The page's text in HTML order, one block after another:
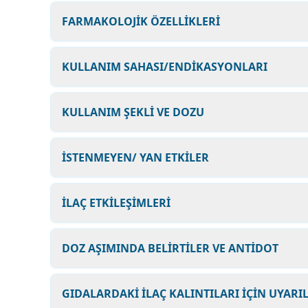
FARMAKOLOJİK ÖZELLİKLERİ
KULLANIM SAHASI/ENDİKASYONLARI
KULLANIM ŞEKLİ VE DOZU
İSTENMEYEN/ YAN ETKİLER
İLAÇ ETKİLEŞİMLERİ
DOZ AŞIMINDA BELİRTİLER VE ANTİDOT
GIDALARDAKİ İLAÇ KALINTILARI İÇİN